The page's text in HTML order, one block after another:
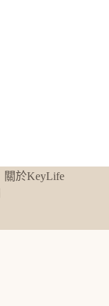
關於KeyLife